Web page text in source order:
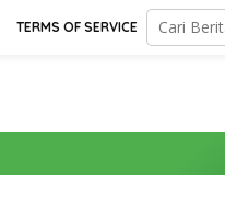
TERMS OF SERVICE